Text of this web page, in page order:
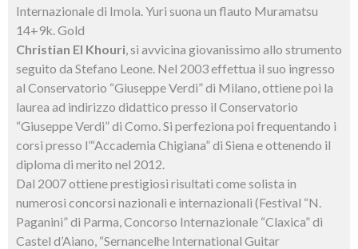
Internazionale di Imola. Yuri suona un flauto Muramatsu
14+9k. Gold
Christian El Khouri, si avvicina giovanissimo allo strumento
seguito da Stefano Leone. Nel 2003 effettua il suo ingresso
al Conservatorio “Giuseppe Verdi” di Milano, ottiene poi la
laurea ad indirizzo didattico presso il Conservatorio
“Giuseppe Verdi” di Como. Si perfeziona poi frequentando i
corsi presso l’“Accademia Chigiana” di Siena e ottenendo il
diploma di merito nel 2012.
Dal 2007 ottiene prestigiosi risultati come solista in
numerosi concorsi nazionali e internazionali (Festival “N.
Paganini” di Parma, Concorso Internazionale “Claxica” di
Castel d’Aiano, “Sernancelhe International Guitar